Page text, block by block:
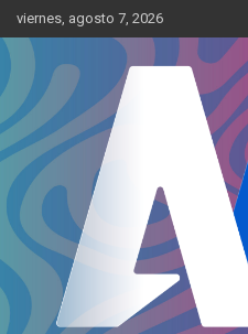
Skip
to
content
viernes, agosto 7, 2026